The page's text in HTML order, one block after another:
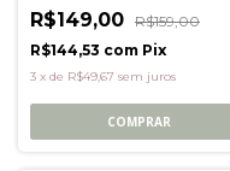
R$149,00 R$159,00
R$144,53 com Pix
3 x de R$49,67 sem juros
COMPRAR